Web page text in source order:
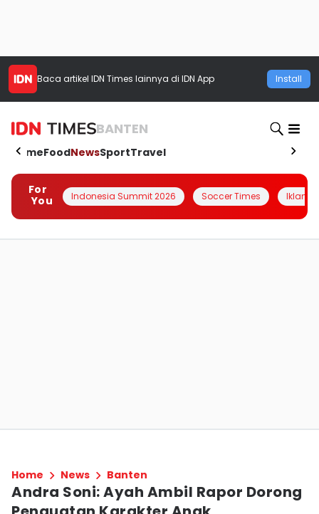
Baca artikel IDN Times lainnya di IDN App Install
BANTEN
HomeFoodNewsSportTravel
For
You
Indonesia Summit 2026 Soccer Times Iklanin
Home News Banten
Andra Soni: Ayah Ambil Rapor Dorong